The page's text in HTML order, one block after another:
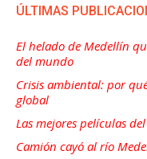
ÚLTIMAS
El helado de Medellín
del mundo
Crisis ambiental: por
global
Las mejores películas
Camión cayó al río